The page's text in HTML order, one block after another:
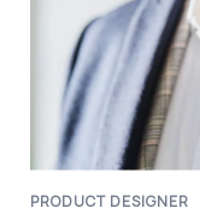
PRODUCT DESIGNER